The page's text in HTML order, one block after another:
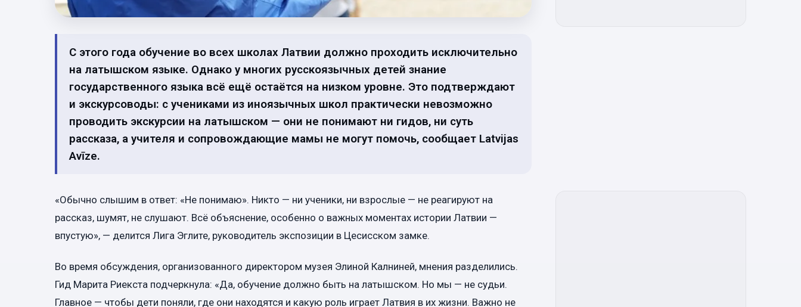
С этого года обучение во всех школах Латвии должно проходить исключительно
на латышском языке. Однако у многих русскоязычных детей знание
государственного языка всё ещё остаётся на низком уровне. Это подтверждают
и экскурсоводы: с учениками из иноязычных школ практически невозможно
проводить экскурсии на латышском — они не понимают ни гидов, ни суть
рассказа, а учителя и сопровождающие мамы не могут помочь, сообщает Latvijas
Avīze.
«Обычно слышим в ответ: «Не понимаю». Никто — ни ученики, ни взрослые — не реагируют на
рассказ, шумят, не слушают. Всё объяснение, особенно о важных моментах истории Латвии —
впустую», — делится Лига Эглите, руководитель экспозиции в Цесисском замке.
Во время обсуждения, организованного директором музея Элиной Калниней, мнения разделились.
Гид Марита Риекста подчеркнула: «Да, обучение должно быть на латышском. Но мы — не судьи.
Главное — чтобы дети поняли, где они находятся и какую роль играет Латвия в их жизни. Важно не